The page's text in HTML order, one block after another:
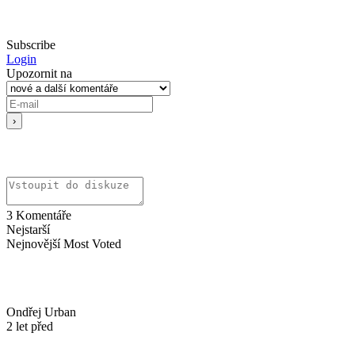
Subscribe
Login
Upozornit na
3 Komentáře
Nejstarší
Nejnovější Most Voted
Ondřej Urban
2 let před